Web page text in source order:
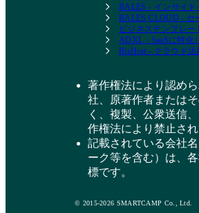
BALES - インサイ
BALES CLOUD - セ
ビジネステンプレ
ADXL - SaaSに特化
BizHint - クラウド活
著作権法により認め
社、原著作者または
く、複製、公衆送信
作権法により禁止され
記載されている会社
ーク等を含む）は、
標です。
© 2015-2026 SMARTCAMP Co., Ltd.